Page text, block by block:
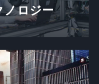
ノロジー